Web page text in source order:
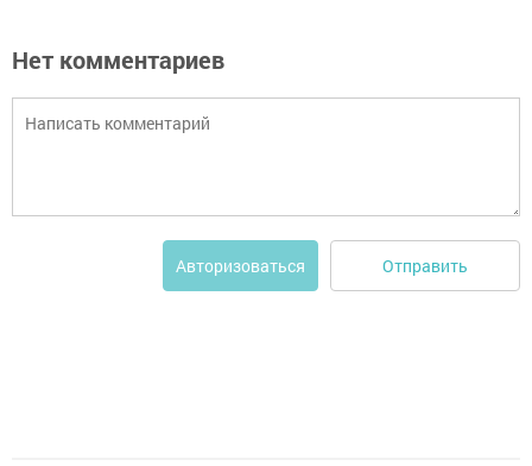
Нет комментариев
Авторизоваться Отправить